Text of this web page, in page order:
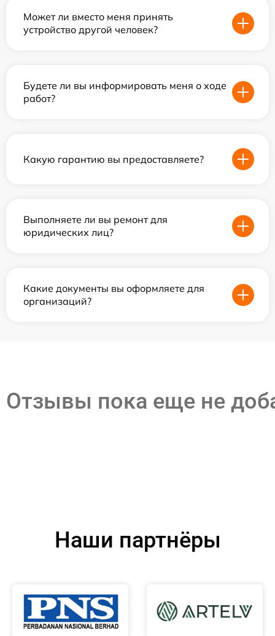
Может ли вместо меня принять
устройство другой человек?
Будете ли вы информировать меня о ходе
работ?
Какую гарантию вы предоставляете?
Выполняете ли вы ремонт для
юридических лиц?
Какие документы вы оформляете для
организаций?
Отзывы пока еще не
Наши партнёры